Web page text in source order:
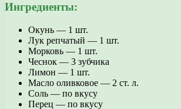
Ингредиенты:
Окунь — 1 шт.
Лук репчатый — 1 шт.
Морковь — 1 шт.
Чеснок — 3 зубчика
Лимон — 1 шт.
Масло оливковое — 2 ст. л.
Соль — по вкусу
Перец — по вкусу